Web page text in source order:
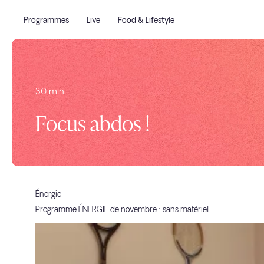
Programmes Live Food & Lifestyle
30 min
Focus abdos !
Énergie
Programme ÉNERGIE de novembre : sans matériel